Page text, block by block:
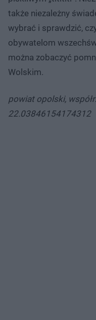
także niezależny
wybrać i sprawdzić,
obywatelom
można zobaczyć
Wolskim.
powiat opolski,
22.03846154174312